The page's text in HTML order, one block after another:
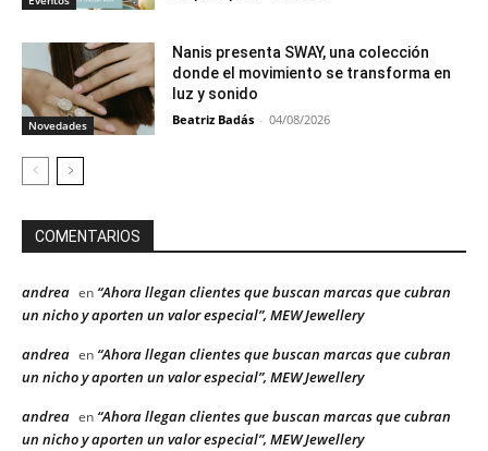
Novedades
Nanis presenta SWAY, una colección
donde el movimiento se transforma en
luz y sonido
Beatriz Badás - 04/08/2026
COMENTARIOS
andrea en “Ahora llegan clientes que buscan marcas que cubran
un nicho y aporten un valor especial”, MEW Jewellery
andrea en “Ahora llegan clientes que buscan marcas que cubran
un nicho y aporten un valor especial”, MEW Jewellery
andrea en “Ahora llegan clientes que buscan marcas que cubran
un nicho y aporten un valor especial”, MEW Jewellery